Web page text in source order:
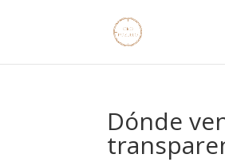
Dónde